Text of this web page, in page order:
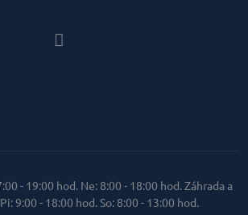
- 19:00 hod. Ne: 8:00 - 18:00 hod. Záhrada a
9:00 - 18:00 hod. So: 8:00 - 13:00 hod.